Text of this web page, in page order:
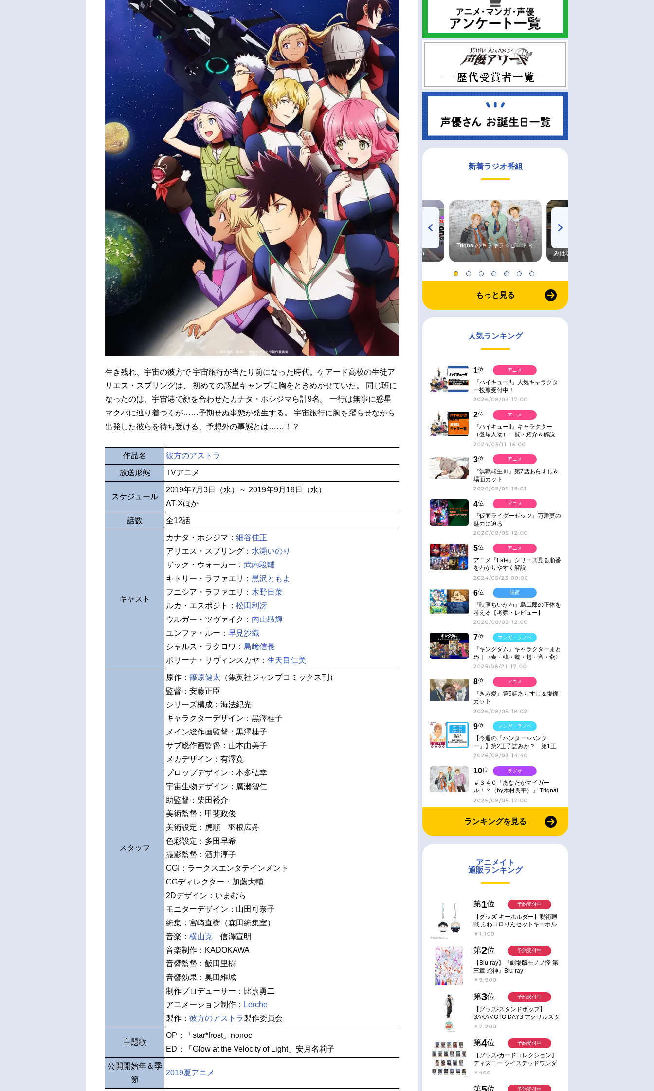
生き残れ、宇宙の彼方で 宇宙旅行が当たり前になった時代。ケアード高校の生徒ア
リエス・スプリングは、 初めての惑星キャンプに胸をときめかせていた。 同じ班に
なったのは、宇宙港で顔を合わせたカナタ・ホシジマら計9名。 一行は無事に惑星
マクパに辿り着つくが……予期せぬ事態が発生する。 宇宙旅行に胸を躍らせながら
出発した彼らを待ち受ける、予想外の事態とは……！？
作品名 彼方のアストラ
放送形態 TVアニメ
スケジュール
2019年7月3日（水）～ 2019年9月18日（水）
AT-Xほか
話数 全12話
キャスト
カナタ・ホシジマ： 細谷佳正
アリエス・スプリング： 水瀬いのり
ザック・ウォーカー： 武内駿輔
キトリー・ラファエリ： 黒沢ともよ
フニシア・ラファエリ： 木野日菜
ルカ・エスポジト： 松田利冴
ウルガー・ツヴァイク： 内山昂輝
ユンファ・ルー： 早見沙織
シャルス・ラクロワ： 島﨑信長
ポリーナ・リヴィンスカヤ： 生天目仁美
スタッフ
原作： 篠原健太 （集英社ジャンプコミックス刊）
監督：安藤正臣
シリーズ構成：海法紀光
キャラクターデザイン：黒澤桂子
メイン総作画監督：黒澤桂子
サブ総作画監督：山本由美子
メカデザイン：有澤寛
プロップデザイン：本多弘幸
宇宙生物デザイン：廣瀬智仁
助監督：柴田裕介
美術監督：甲斐政俊
美術設定：虎順 羽根広舟
色彩設定：多田早希
撮影監督：酒井淳子
CGI：ラークスエンタテインメント
CGディレクター：加藤大輔
2Dデザイン：いまむら
モニターデザイン：山田可奈子
編集：宮崎直樹（森田編集室）
音楽： 横山克 信澤宣明
音楽制作：KADOKAWA
音響監督：飯田里樹
音響効果：奥田維城
制作プロデューサー：比嘉勇二
アニメーション制作： Lerche
製作： 彼方のアストラ製作委員会
主題歌
OP：「star*frost」nonoc
ED：「Glow at the Velocity of Light」安月名莉子
公開開始年＆季
節
2019夏アニメ
新着ラジオ番組
高橋美紀のおんぷの気持ち
♪ in アニメイトタイムズ
TVアニメ『戦隊大失格』
radio 大直会 2nd season
Trignalのキラキラ☆ビートＲ
みは塩だけ
もっと見る
人気ランキング
1位
『ハイキュー!!』人気キャラクタ
ー投票受付中！
2026/08/03 17:00
アニメ
2位
『ハイキュー!!』キャラクター
（登場人物）一覧・紹介＆解説
2024/03/11 16:00
アニメ
3位
『無職転生Ⅲ』第7話あらすじ＆
場面カット
2026/08/05 19:01
アニメ
4位
『仮面ライダーゼッツ』万津莫の
魅力に迫る
2026/08/05 12:00
アニメ
5位
アニメ『Fate』シリーズ見る順番
をわかりやすく解説
2024/05/23 00:00
アニメ
6位
『映画ちいかわ』島二郎の正体を
考える【考察・レビュー】
2026/08/03 12:00
映画
7位
『キングダム』キャラクターまと
め｜〈秦・韓・魏・趙・斉・燕〉
2025/08/21 17:00
マンガ・ラノベ
8位
『きみ愛』第6話あらすじ＆場面
カット
2026/08/05 18:02
アニメ
9位
【今週の『ハンター×ハンタ
ー』】第2王子詰みか？ 第1王
子と第4王子が対峙「発令」＜
2026/08/03 14:40
マンガ・ラノベ
10位
＃３４０「あなたがマイガー
ル！？（by木村良平）」 Trignal
のキラキラ☆ビートＲ
2026/08/05 12:00
ラジオ
ランキングを見る
アニメイト
通販ランキング
第1位
【グッズ-キーホルダー】呪術廻
戦 ふわコロりんセットキーホル
ダー【アニメイト特典付】
￥1,100
予約受付中
第2位
【Blu-ray】『劇場版モノノ怪 第
三章 蛇神』Blu-ray
￥9,900
予約受付中
第3位
【グッズ-スタンドポップ】
SAKAMOTO DAYS アクリルスタ
ンド～Sunny Afternoon～ 4.南雲
￥2,200
予約受付中
第4位
【グッズ-カードコレクション】
ディズニー ツイステッドワンダ
ーランド ランダムカードコレク
￥400
予約受付中
第 位 予約受付中